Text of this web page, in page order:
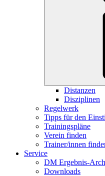
Distanzen
Disziplinen
Regelwerk
Tipps für den
Trainingspläne
Verein finden
Trainer/innen
Service
DM Ergebnis-
Downloads